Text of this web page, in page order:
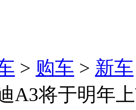
> 购车 > 新车
A3将于明年